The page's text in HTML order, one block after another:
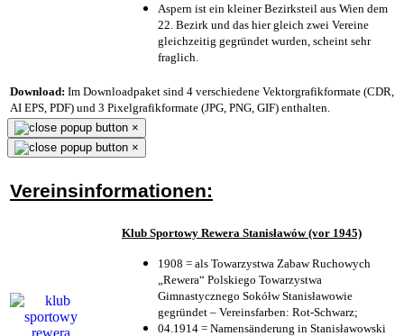
Aspern ist ein kleiner Bezirksteil aus Wien dem
22. Bezirk und das hier gleich zwei Vereine
gleichzeitig gegründet wurden, scheint sehr
fraglich.
Download: Im Downloadpaket sind 4 verschiedene Vektorgrafikformate (CDR,
AI EPS, PDF) und 3 Pixelgrafikformate (JPG, PNG, GIF) enthalten.
×
×
Vereinsinformationen:
Klub Sportowy Rewera Stanisławów (vor 1945)
1908 = als Towarzystwa Zabaw Ruchowych
„Rewera“ Polskiego Towarzystwa
Gimnastycznego Sokółw Stanisławowie
gegründet – Vereinsfarben: Rot-Schwarz;
04.1914 = Namensänderung in Stanisławowski